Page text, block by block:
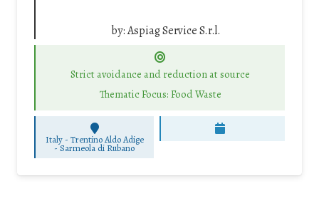
by:Aspiag Service S.r.l.
Strict avoidance and reduction at source
Thematic Focus: Food Waste
Italy - Trentino Aldo Adige
-Sarmeola di Rubano